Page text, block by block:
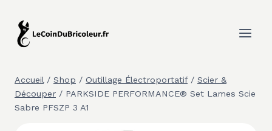
contenu
Accueil / Shop / Outillage Électroportatif / Scier &
Découper / PARKSIDE PERFORMANCE® Set Lames Scie
Sabre PFSZP 3 A1